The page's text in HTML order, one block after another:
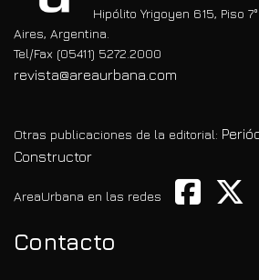
Hipólito Yrigoyen 615, Piso
Aires, Argentina.
Tel/Fax (05411) 5272.2000
revista@areaurbana.com
Otras publicaciones de la editorial:
Constructor
AreaUrbana en las redes
Contacto